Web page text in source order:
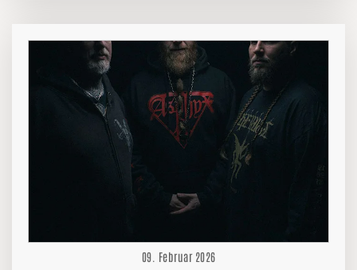
wenn es wieder zu schwer scheint, zum Lachen, auch wenn man
sich 'ne Träne verdrücken muss, als Erinnerung, dass es sich immer
lohnen wird, die Hoffnung nicht zu verlieren. "Smile" ist so ein Song,
wie nur Madsen ihn schreiben können. Denn obwohl ihre Stücke in
jeder Live-Situation seit jeher gnadenlos abräumen, gelingt es dem
09. Februar 2026